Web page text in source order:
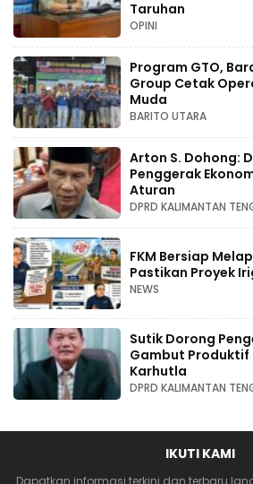
Taruhan
OPINI
Program GTO,
Group Cetak
Muda
BARITO UTARA
Arton S. Dohong:
Penggerak
Aturan
DPRD KALIMANTAN
FKM Bersiap
Pastikan Proyek
NEWS
Sutik Dorong
Gambut Produktif
Karhutla
DPRD KALIMANTAN
IKUTI KAMI